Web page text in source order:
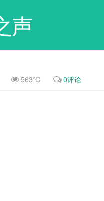
声
563℃ 0评论